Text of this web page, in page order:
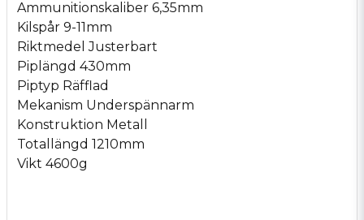
Ammunitionskaliber 6,35mm
Kilspår 9-11mm
Riktmedel Justerbart
Piplängd 430mm
Piptyp Räfflad
Mekanism Underspännarm
Konstruktion Metall
Totallängd 1210mm
Vikt 4600g